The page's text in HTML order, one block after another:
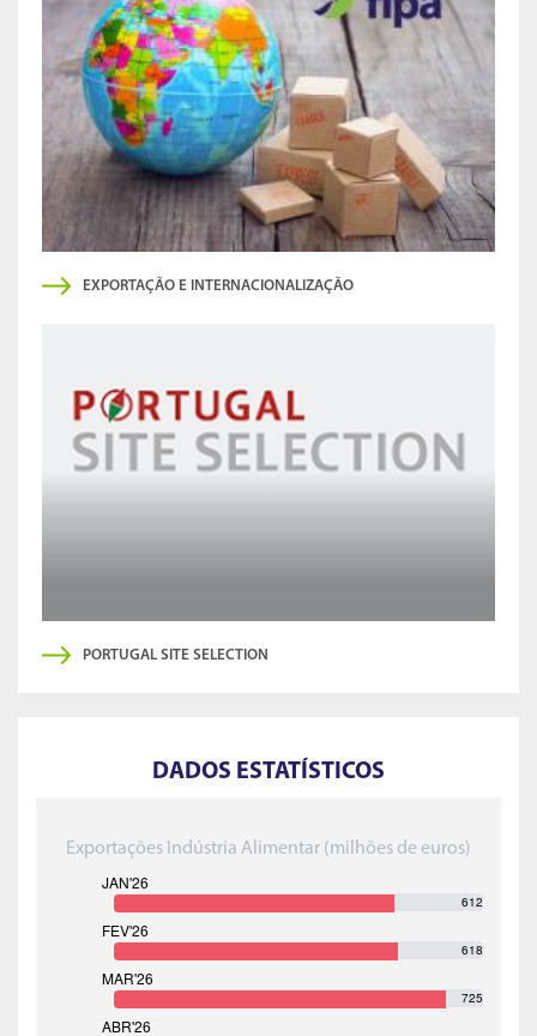
EXPORTAÇÃO E INTERNACIONALIZAÇÃO
PORTUGAL SITE SELECTION
DADOS ESTATÍSTICOS
Exportações Indústria Alimentar (milhões de euros)
612
618
725